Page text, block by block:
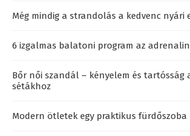
Még mindig a strandolás a kedvenc nyári
6 izgalmas balatoni program az
Bőr női szandál – kényelem és tartósság
sétákhoz
Modern ötletek egy praktikus